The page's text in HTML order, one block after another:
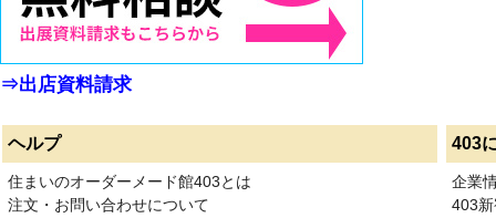
⇒出店資料請求
ヘルプ 403
住まいのオーダーメード館403とは
注文・お問い合わせについて
企業
403